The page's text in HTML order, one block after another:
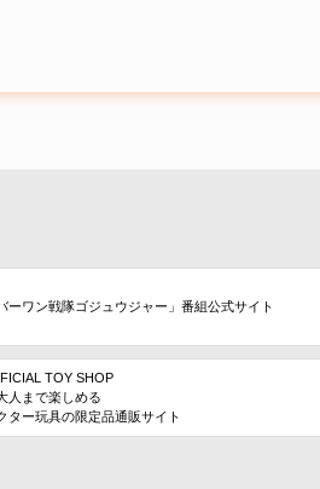
ーワン戦隊ゴジュウジャー」番組公式サイト
TOY SHOP
人まで楽しめる
ター玩具の限定品通販サイト